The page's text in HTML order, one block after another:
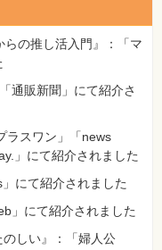
らの推し活入門』：「マ
通販新聞」にて紹介さ
ラスワン」「news
」にて紹介されました
にて紹介されました
」にて紹介されました
のしい』：「婦人公